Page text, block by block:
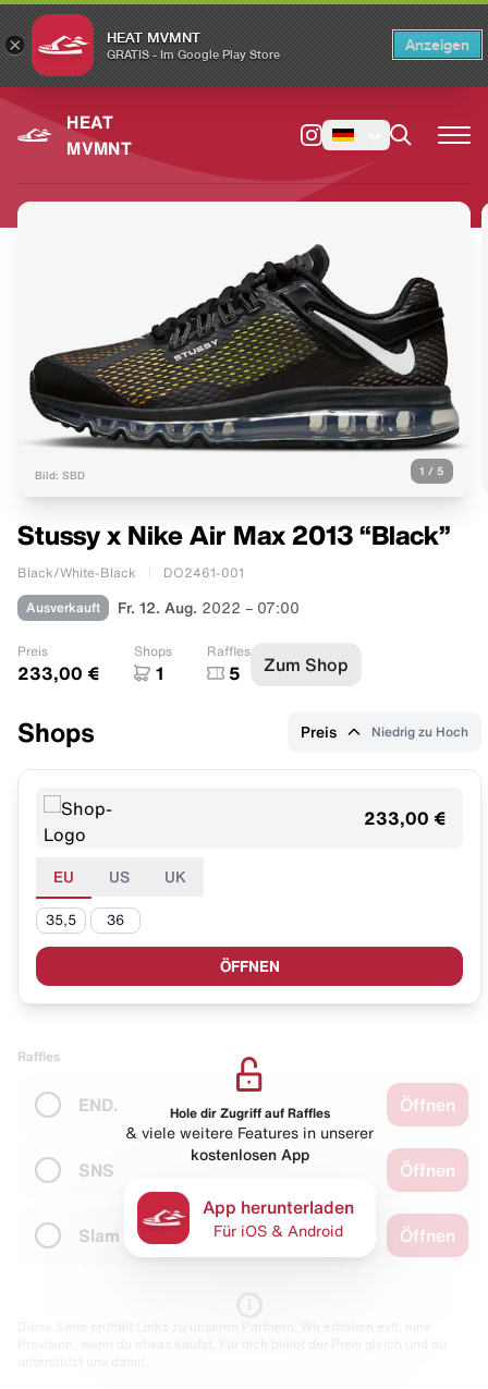
× HEAT MVMNT
GRATIS - Im Google Play Store
Anzeigen
HEAT
MVMNT
Bild: SBD 1 / 5
Stussy x Nike Air Max 2013 “Black”
Black/White-Black DO2461-001
Ausverkauft Fr. 12. Aug. 2022 – 07:00
Preis
233,00 €
Shops
1
Raffles
5 Zum Shop
Shops Preis Niedrig zu Hoch
233,00 €
EU US UK
35,5 36
ÖFFNEN
Raffles
END. Öffnen
SNS Öffnen
Slam Jam Öffnen
Hole dir Zugriff auf Raffles
& viele weitere Features in unserer
kostenlosen App
App herunterladen
Für iOS & Android
Switch to the English version? Switch ×